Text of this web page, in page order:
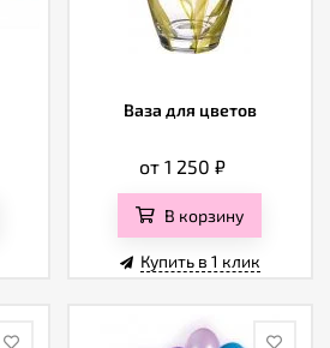
Ваза для цветов
от 1 250₽
В корзину
Купить в 1 клик